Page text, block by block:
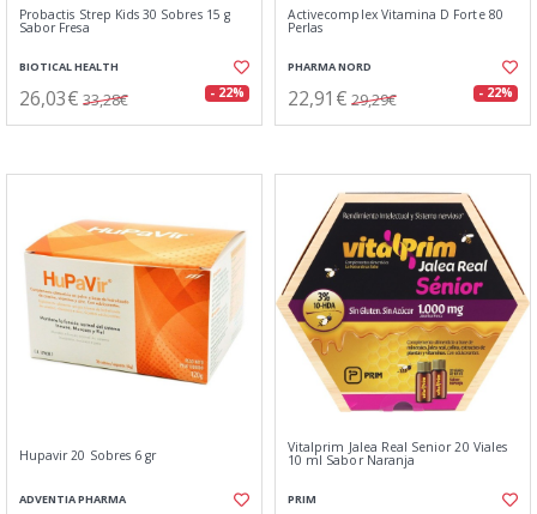
Probactis Strep Kids 30 Sobres 15 g
Sabor Fresa
BIOTICAL HEALTH
26,03€ 33,28€ - 22%
Activecomplex Vitamina D Forte 80
Perlas
PHARMA NORD
22,91€ 29,29€ - 22%
Hupavir 20 Sobres 6 gr
ADVENTIA PHARMA
Vitalprim Jalea Real Senior 20 Viales
10 ml Sabor Naranja
PRIM